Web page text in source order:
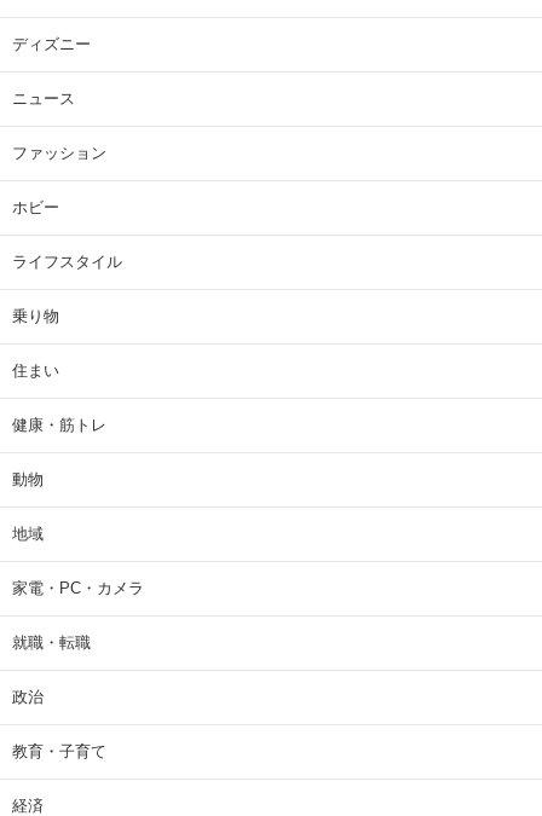
ディズニー
ニュース
ファッション
ホビー
ライフスタイル
乗り物
住まい
健康・筋トレ
動物
地域
家電・PC・カメラ
就職・転職
政治
教育・子育て
経済